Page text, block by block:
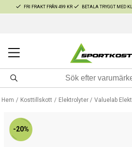
FRI FRAKT FRÅN 499 KR BETALA TRYGGT MED
Hem Kosttillskott Elektrolyter Valuelab
-20%